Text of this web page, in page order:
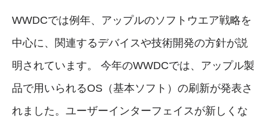
WWDCでは例年、アップルのソフトウエア戦略を
中心に、関連するデバイスや技術開発の方針が説
明されています。 今年のWWDCでは、アップル製
品で用いられるOS（基本ソフト）の刷新が発表さ
れました。ユーザーインターフェイスが新しくな